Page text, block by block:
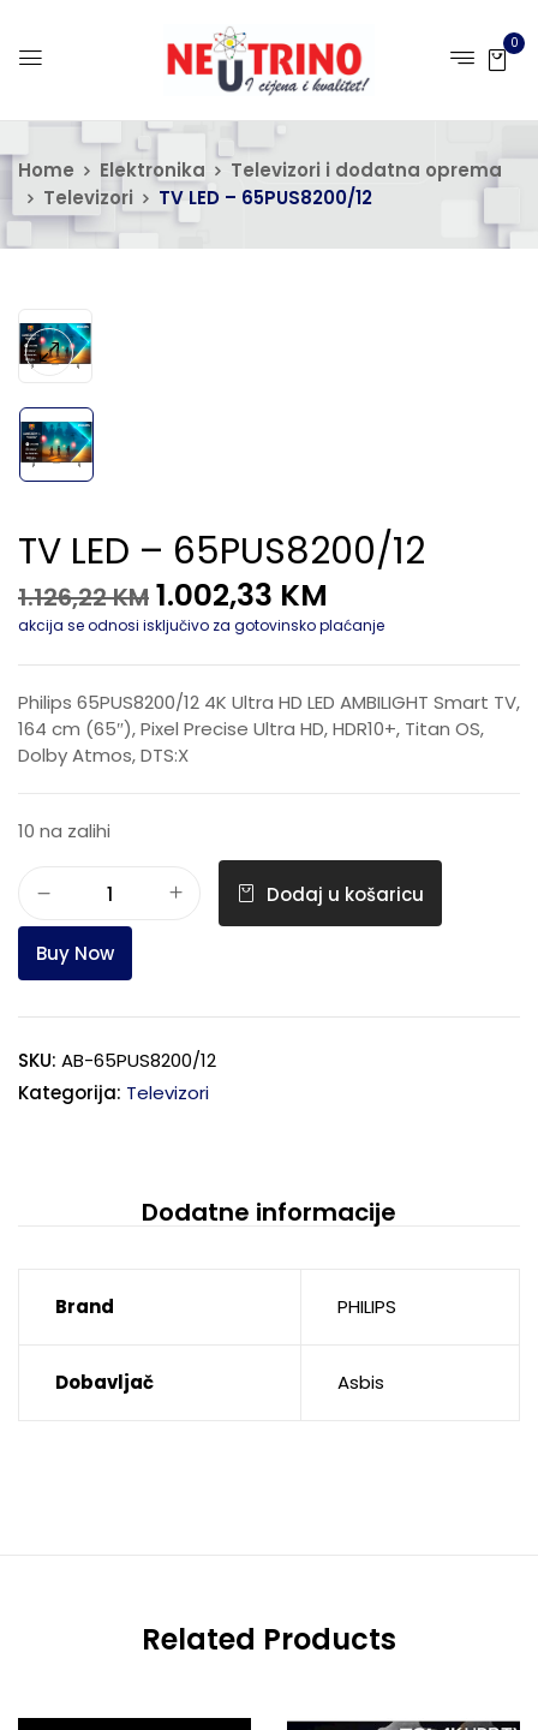
0
Home Elektronika
Televizori i dodatna oprema
Televizori
TV LED – 65PUS8200/12
TV LED – 65PUS8200/12
1.126,22KM 1.002,33 KM
akcija se odnosi isključivo za gotovinsko plaćanje
Philips 65PUS8200/12 4K Ultra HD LED AMBILIGHT Smart TV,
164 cm (65″), Pixel Precise Ultra HD, HDR10+, Titan OS,
Dolby Atmos, DTS:X
10 na zalihi
Dodaj u košaricu
Buy Now
SKU: AB-65PUS8200/12
Kategorija: Televizori
Dodatne informacije
Brand PHILIPS
Dobavljač Asbis
Related Products